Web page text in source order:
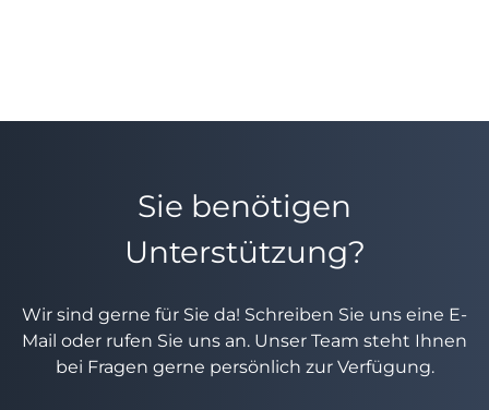
Sie benötigen
Unterstützung?
Wir sind gerne für Sie da! Schreiben Sie uns eine E-
Mail oder rufen Sie uns an. Unser Team steht Ihnen
bei Fragen gerne persönlich zur Verfügung.